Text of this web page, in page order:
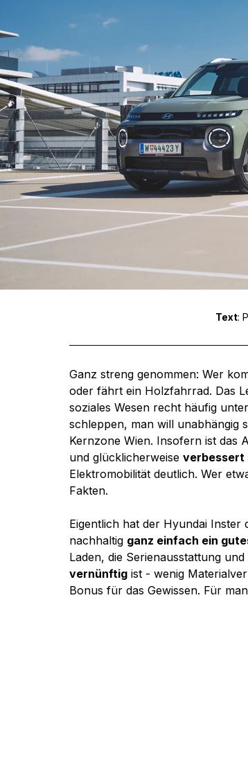
Text:
Ganz streng genommen: Wer
oder fährt ein Holzfahrrad. Das
soziales Wesen recht häufig
schleppen, man will unabhängig
Kernzone Wien. Insofern ist das
und glücklicherweise verbessert
Elektromobilität deutlich. Wer
Fakten.
Eigentlich hat der Hyundai
nachhaltig ganz einfach ein
Laden, die Serienausstattung
vernünftig ist - wenig
Bonus für das Gewissen. Für